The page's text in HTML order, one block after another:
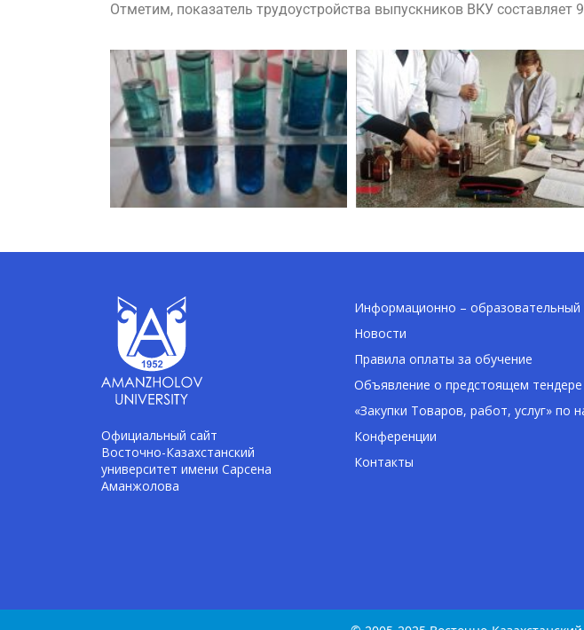
Отметим, показатель трудоустройства выпускников ВКУ составляет
Официальный сайт
Восточно-Казахстанский
университет имени Сарсена
Аманжолова
Информационно –
Новости
Правила оплаты за обучение
Объявление о предстоящем тендере
«Закупки Товаров, работ, услуг» по
Конференции
Контакты